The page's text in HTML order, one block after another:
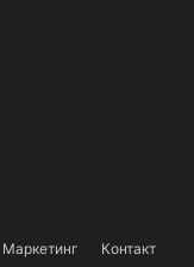
Маркетинг Контакт